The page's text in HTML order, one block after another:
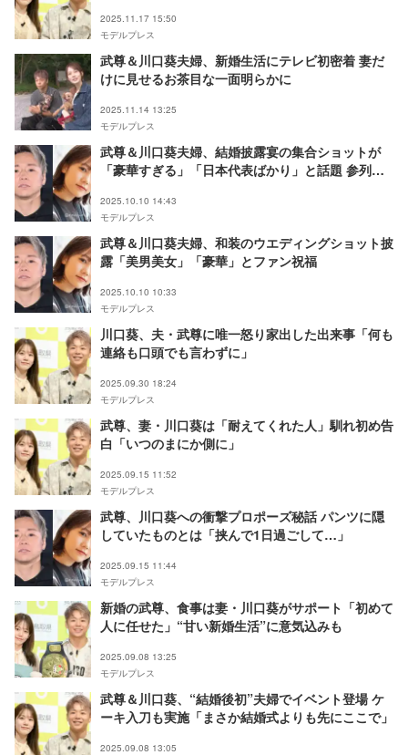
2025.11.17 15:50
モデルプレス
武尊＆川口葵夫婦、新婚生活にテレビ初密着 妻だ
けに見せるお茶目な一面明らかに
2025.11.14 13:25
モデルプレス
武尊＆川口葵夫婦、結婚披露宴の集合ショットが
「豪華すぎる」「日本代表ばかり」と話題 参列者
2025.10.10 14:43
モデルプレス
武尊＆川口葵夫婦、和装のウエディングショット披
露「美男美女」「豪華」とファン祝福
2025.10.10 10:33
モデルプレス
川口葵、夫・武尊に唯一怒り家出した出来事「何も
連絡も口頭でも言わずに」
2025.09.30 18:24
モデルプレス
武尊、妻・川口葵は「耐えてくれた人」馴れ初め告
白「いつのまにか側に」
2025.09.15 11:52
モデルプレス
武尊、川口葵への衝撃プロポーズ秘話 パンツに隠
していたものとは「挟んで1日過ごして…」
2025.09.15 11:44
モデルプレス
新婚の武尊、食事は妻・川口葵がサポート「初めて
人に任せた」“甘い新婚生活”に意気込みも
2025.09.08 13:25
モデルプレス
武尊＆川口葵、“結婚後初”夫婦でイベント登場 ケ
ーキ入刀も実施「まさか結婚式よりも先にここで」
2025.09.08 13:05